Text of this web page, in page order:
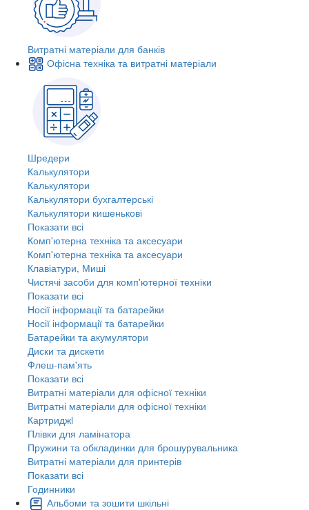
Витратні матеріали для банків
Офісна техніка та витратні матеріали
Шредери
Калькулятори
Калькулятори
Калькулятори бухгалтерські
Калькулятори кишенькові
Показати всі
Комп'ютерна техніка та аксесуари
Комп'ютерна техніка та аксесуари
Клавіатури, Миші
Чистячі засоби для комп'ютерної техніки
Показати всі
Носії інформації та батарейки
Носії інформації та батарейки
Батарейки та акумулятори
Диски та дискети
Флеш-пам'ять
Показати всі
Витратні матеріали для офісної техніки
Витратні матеріали для офісної техніки
Картриджi
Плівки для ламінатора
Пружини та обкладинки для брошурувальника
Витратні матеріали для принтерів
Показати всі
Годинники
Альбоми та зошити шкільні